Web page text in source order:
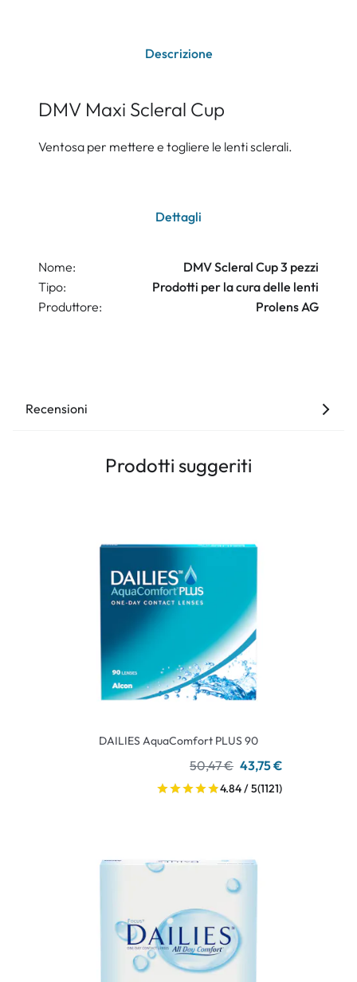
Descrizione
DMV Maxi Scleral Cup
Ventosa per mettere e togliere le lenti sclerali.
Dettagli
Nome:
DMV Scleral Cup 3 pezzi
Tipo:
Prodotti per la cura delle lenti
Produttore:
Prolens AG
Recensioni
Prodotti suggeriti
DAILIES AquaComfort PLUS 90
50,47 € 43,75 €
4.84 / 5(1121)